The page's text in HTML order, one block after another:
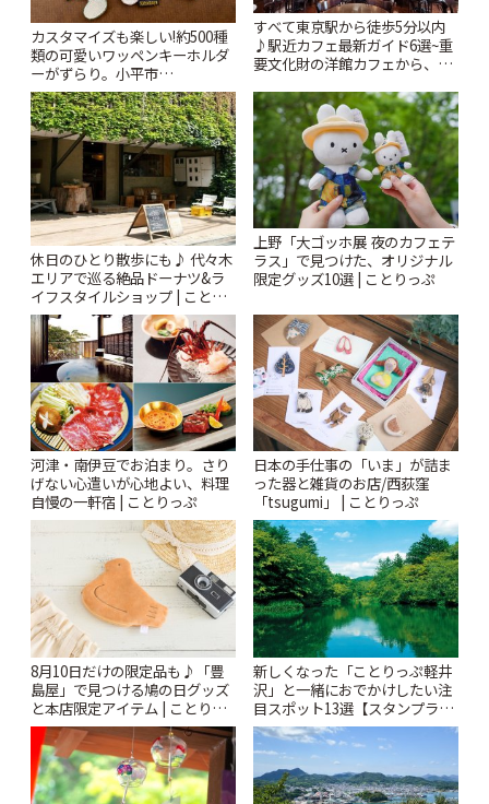
カスタマイズも楽しい!約500種
類の可愛いワッペンキーホルダ
ーがずらり。小平市
「Kimamaya T&K」 | ことりっ
ぷ
すべて東京駅から徒歩5分以内
♪駅近カフェ最新ガイド6選~重
要文化財の洋館カフェから、改
りっぷ
休日のひとり散歩にも♪ 代々木
エリアで巡る絶品ドーナツ&ラ
イフスタイルショップ | ことり
っぷ
上野「大ゴッホ展 夜のカフェテ
ラス」で見つけた、オリジナル
限定グッズ10選 | ことりっぷ
河津・南伊豆でお泊まり。さり
げない心遣いが心地よい、料理
自慢の一軒宿 | ことりっぷ
日本の手仕事の「いま」が詰ま
った器と雑貨のお店/西荻窪
「tsugumi」 | ことりっぷ
8月10日だけの限定品も♪「豊
島屋」で見つける鳩の日グッズ
と本店限定アイテム | ことりっ
ぷ
新しくなった「ことりっぷ軽井
沢」と一緒におでかけしたい注
目スポット13選【スタンプラリ
ー開催中】 | ことりっぷ